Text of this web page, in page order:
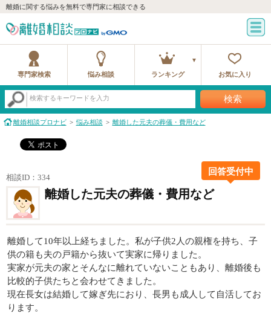
離婚に関する悩みを無料で専門家に相談できる
専門家検索 悩み相談 ランキング お気に入り
検索するキーワードを入力 検索
離婚相談プロナビ 悩み相談 離婚した元夫の葬儀・費用など
相談ID：334
回答受付中
離婚した元夫の葬儀・費用など
離婚して10年以上経ちました。私が子供2人の親権を持ち、子
供の籍も夫の戸籍から抜いて実家に帰りました。
実家が元夫の家とそんなに離れていないこともあり、離婚後も
比較的子供たちと会わせてきました。
現在長女は結婚して嫁ぎ先におり、長男も成人して自活してお
ります。